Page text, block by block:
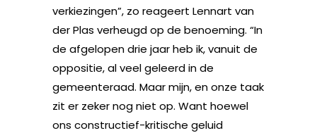
verkiezingen”, zo reageert Lennart van
der Plas verheugd op de benoeming. “In
de afgelopen drie jaar heb ik, vanuit de
oppositie, al veel geleerd in de
gemeenteraad. Maar mijn, en onze taak
zit er zeker nog niet op. Want hoewel
ons constructief-kritische geluid